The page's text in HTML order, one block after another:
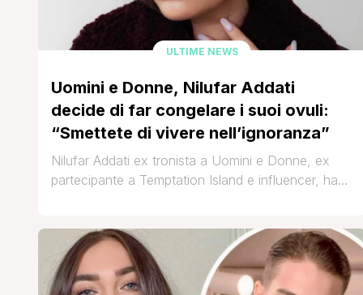
ULTIME NEWS
Uomini e Donne, Nilufar Addati
decide di far congelare i suoi ovuli:
“Smettete di vivere nell’ignoranza”
Nilufar Addati ex tronista a Uomini e Donne, ex
partecipante a Temptation Island e influencer, ha
anche come crioconservazione degli ovociti, è
una procedura medica che consente alle donne di
preservare la propria fertilità, coinvolgendo la